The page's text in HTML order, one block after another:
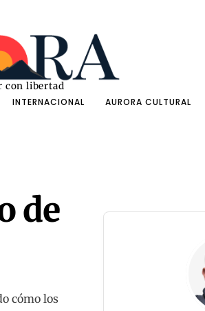
con libertad
INTERNACIONAL
AURORA CULTURAL
de
cómo los